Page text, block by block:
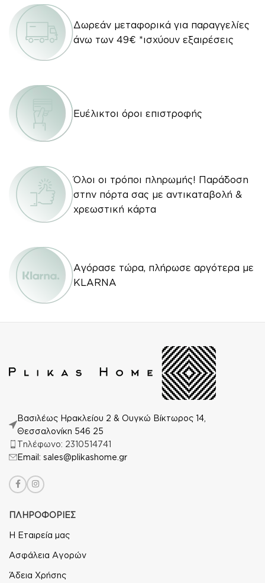
Δωρεάν μεταφορικά για παραγγελίες
άνω των 49€ *ισχύουν εξαιρέσεις
Ευέλικτοι όροι επιστροφής
Όλοι οι τρόποι πληρωμής! Παράδοση
στην πόρτα σας με αντικαταβολή &
χρεωστική κάρτα
Αγόρασε τώρα, πλήρωσε αργότερα με
KLARNA
Βασιλέως Ηρακλείου 2 & Ουγκώ Βίκτωρος 14,
Θεσσαλονίκη 546 25
Τηλέφωνο: 2310514741
Email: sales@plikashome.gr
ΠΛΗΡΟΦΟΡΙΕΣ
Η Εταιρεία μας
Ασφάλεια Αγορών
Άδεια Χρήσης